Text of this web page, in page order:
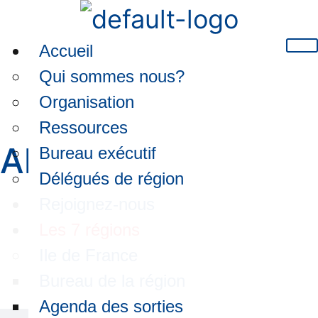
Accueil
Qui sommes nous?
Organisation
Ressources
Bureau exécutif
Délégués de région
Agenda des sorties
Est-Album photos
Albums photos